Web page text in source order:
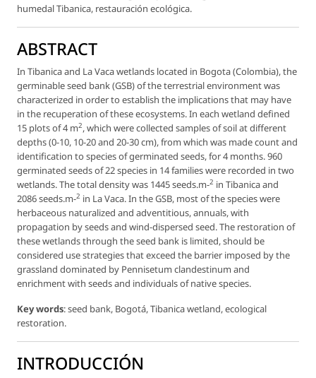
humedal Tibanica, restauración ecológica.
ABSTRACT
In Tibanica and La Vaca wetlands located in Bogota (Colombia), the
germinable seed bank (GSB) of the terrestrial environment was
characterized in order to establish the implications that may have
in the recuperation of these ecosystems. In each wetland defined
15 plots of 4 m2, which were collected samples of soil at different
depths (0-10, 10-20 and 20-30 cm), from which was made count and
identification to species of germinated seeds, for 4 months. 960
germinated seeds of 22 species in 14 families were recorded in two
wetlands. The total density was 1445 seeds.m-2 in Tibanica and
2086 seeds.m-2 in La Vaca. In the GSB, most of the species were
herbaceous naturalized and adventitious, annuals, with
propagation by seeds and wind-dispersed seed. The restoration of
these wetlands through the seed bank is limited, should be
considered use strategies that exceed the barrier imposed by the
grassland dominated by Pennisetum clandestinum and
enrichment with seeds and individuals of native species.
Key words: seed bank, Bogotá, Tibanica wetland, ecological
restoration.
INTRODUCCIÓN